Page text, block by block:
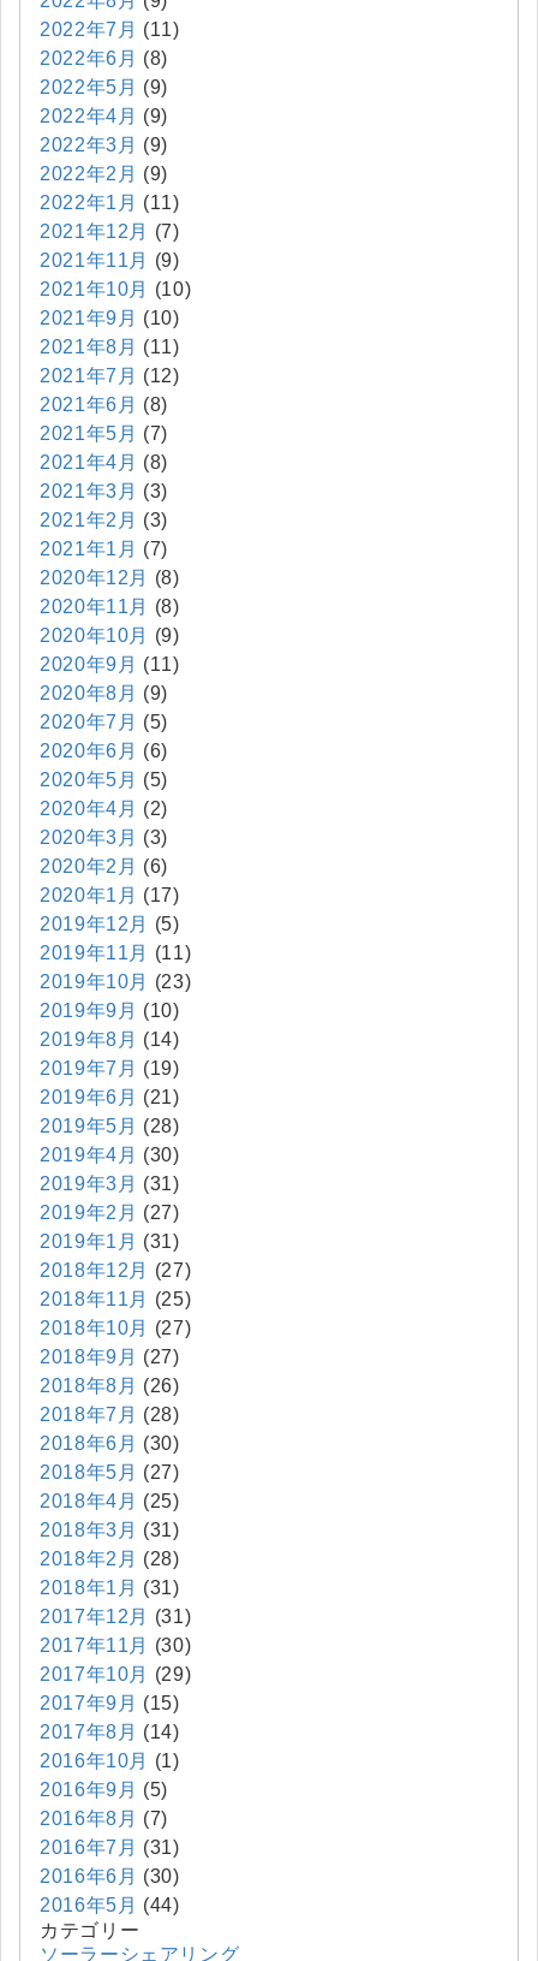
2022年7月 (11)
2022年6月 (8)
2022年5月 (9)
2022年4月 (9)
2022年3月 (9)
2022年2月 (9)
2022年1月 (11)
2021年12月
(7)
2021年11月
(9)
2021年10月
(10)
2021年9月 (10)
2021年8月 (11)
2021年7月 (12)
2021年6月 (8)
2021年5月 (7)
2021年4月 (8)
2021年3月 (3)
2021年2月 (3)
2021年1月 (7)
2020年12月
(8)
2020年11月
(8)
2020年10月
(9)
2020年9月 (11)
2020年8月 (9)
2020年7月 (5)
2020年6月 (6)
2020年5月 (5)
2020年4月 (2)
2020年3月 (3)
2020年2月 (6)
2020年1月 (17)
2019年12月
(5)
2019年11月
(11)
2019年10月
(23)
2019年9月 (10)
2019年8月 (14)
2019年7月 (19)
2019年6月 (21)
2019年5月 (28)
2019年4月 (30)
2019年3月 (31)
2019年2月 (27)
2019年1月 (31)
2018年12月
(27)
2018年11月
(25)
2018年10月
(27)
2018年9月 (27)
2018年8月 (26)
2018年7月 (28)
2018年6月 (30)
2018年5月 (27)
2018年4月 (25)
2018年3月 (31)
2018年2月 (28)
2018年1月 (31)
2017年12月
(31)
2017年11月
(30)
2017年10月
(29)
2017年9月 (15)
2017年8月 (14)
2016年10月
(1)
2016年9月 (5)
2016年8月 (7)
2016年7月 (31)
2016年6月 (30)
2016年5月 (44)
カテゴリー
ソーラーシェアリング